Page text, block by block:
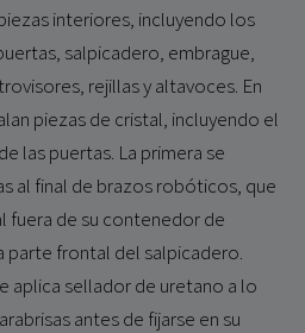
interiores, incluyendo los
salpicadero, embrague,
rejillas y altavoces. En
piezas de cristal, incluyendo el
las puertas. La primera se
al final de brazos robóticos, que
fuera de su contenedor de
parte frontal del salpicadero.
aplica sellador de uretano a lo
antes de fijarse en su